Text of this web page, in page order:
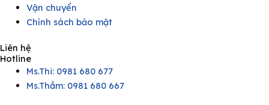
Vận chuyển
Chính sách bảo mật
Liên hệ
Hotline
Ms.Thi: 0981 680 677
Ms.Thắm: 0981 680 667